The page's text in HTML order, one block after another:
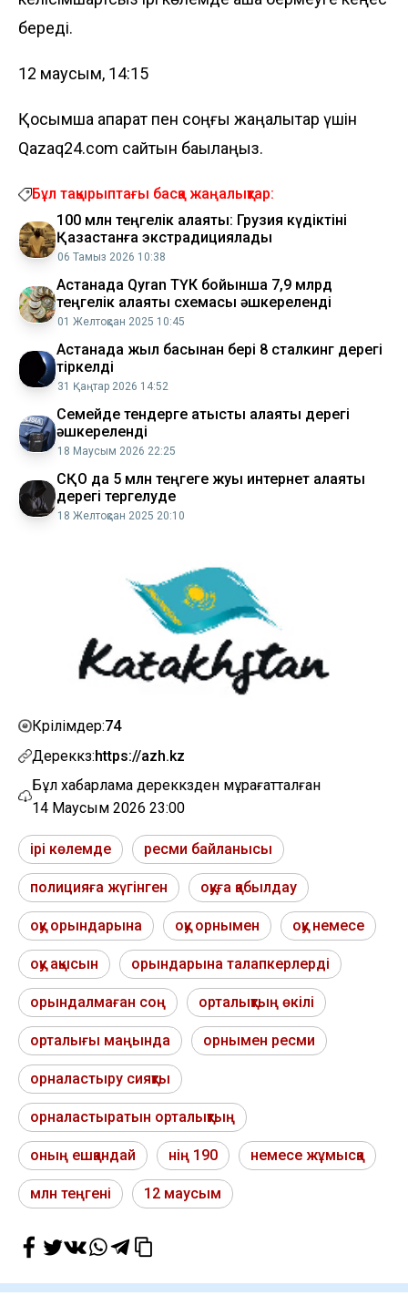
береді.
12 маусым, 14:15
Қосымша ақпарат пен соңғы жаңалықтар үшін
Qazaq24.com сайтын бақылаңыз.
Бұл тақырыптағы басқа жаңалықтар:
100 млн теңгелік алаяқтық: Грузия күдіктіні
Қазақстанға экстрадициялады
06 Тамыз 2026 10:38
Астанада Qyran ТҮК бойынша 7,9 млрд
теңгелік алаяқтық схемасы әшкереленді
01 Желтоқсан 2025 10:45
Астанада жыл басынан бері 8 сталкинг дерегі
тіркелді
31 Қаңтар 2026 14:52
Семейде тендерге қатысты алаяқтық дерегі
әшкереленді
18 Маусым 2026 22:25
СҚО да 5 млн теңгеге жуық интернет алаяқтық
дерегі тергелуде
18 Желтоқсан 2025 20:10
Көрілімдер:74
Дереккөз:https://azh.kz
Бұл хабарлама дереккөзден мұрағатталған
14 Маусым 2026 23:00
ірі көлемде ресми байланысы
полицияға жүгінген оқуға қабылдау
оқу орындарына оқу орнымен оқу немесе
оқу ақысын орындарына талапкерлерді
орындалмаған соң орталықтың өкілі
орталығы маңында орнымен ресми
орналастыру сияқты
орналастыратын орталықтың
оның ешқандай нің 190 немесе жұмысқа
млн теңгені 12 маусым